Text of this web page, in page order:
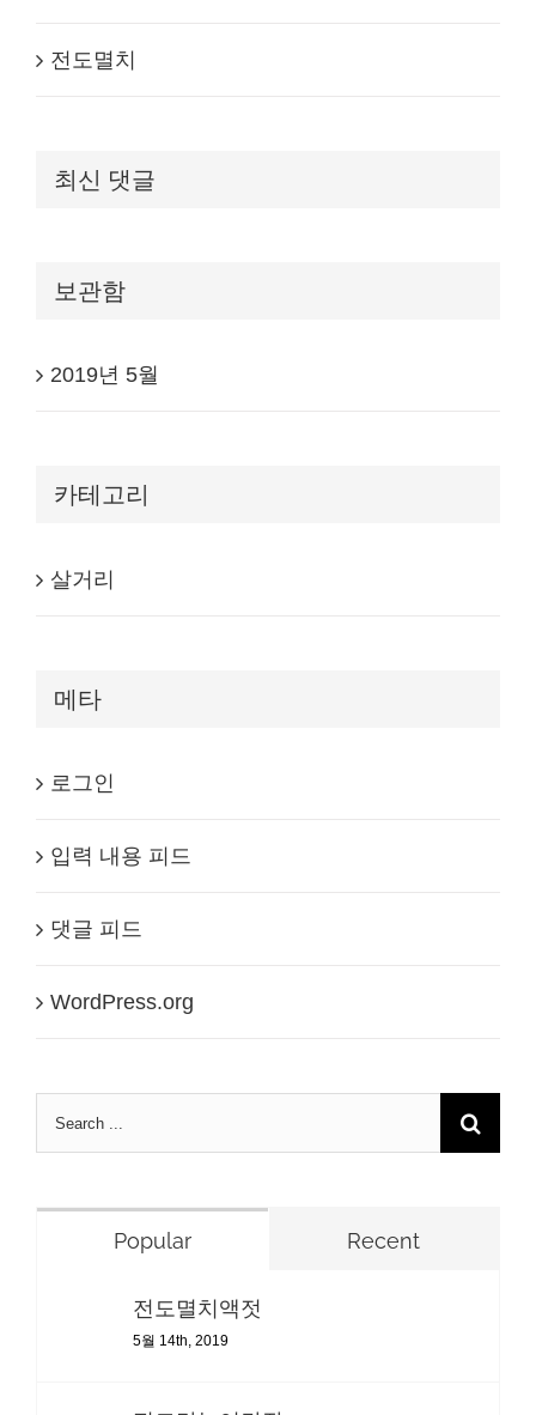
전도멸치
최신 댓글
보관함
2019년 5월
카테고리
살거리
메타
로그인
입력 내용 피드
댓글 피드
WordPress.org
Search
Popular Recent
전도멸치액젓
5월 14th, 2019